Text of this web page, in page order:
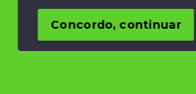
SITE PARA IMOBILIARIA
Concordo, continuar